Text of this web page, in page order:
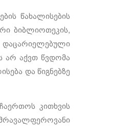
წახალისების
ბიბლიოთეკის,
არ აქვთ წვდომა
და წიგნებზე
კითხვის